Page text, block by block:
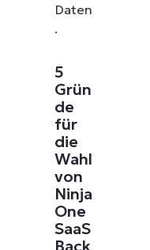
Daten
.
5
Grün
de
für
die
Wahl
von
Ninja
One
SaaS